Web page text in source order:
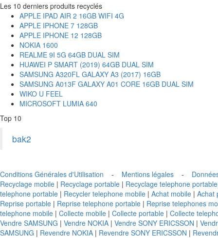
Les 10 derniers produits recyclés
APPLE IPAD AIR 2 16GB WIFI 4G
APPLE IPHONE 7 128GB
APPLE IPHONE 12 128GB
NOKIA 1600
REALME 9I 5G 64GB DUAL SIM
HUAWEI P SMART (2019) 64GB DUAL SIM
SAMSUNG A320FL GALAXY A3 (2017) 16GB
SAMSUNG A013F GALAXY A01 CORE 16GB DUAL SIM
WIKO U FEEL
MICROSOFT LUMIA 640
Top 10
bak2
Conditions Générales d'Utilisation - Mentions légales -
Recyclage mobile | Recyclage portable | Recyclage telephone portable
telephone portable | Recycler telephone mobile | Achat mobile | Achat
Reprise portable | Reprise telephone portable | Reprise telephones
telephone mobile | Collecte mobile | Collecte portable | Collecte
Vendre SAMSUNG | Vendre NOKIA | Vendre SONY ERICSSON |
SAMSUNG | Revendre NOKIA | Revendre SONY ERICSSON |